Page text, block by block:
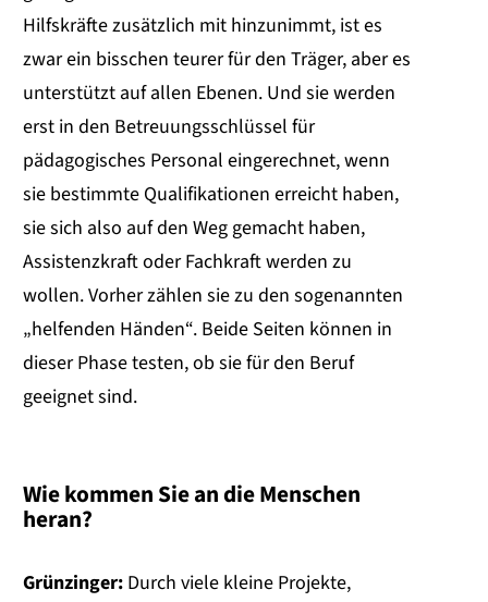
Hilfskräfte zusätzlich mit hinzunimmt, ist es
zwar ein bisschen teurer für den Träger, aber es
unterstützt auf allen Ebenen. Und sie werden
erst in den Betreuungsschlüssel für
pädagogisches Personal eingerechnet, wenn
sie bestimmte Qualifikationen erreicht haben,
sie sich also auf den Weg gemacht haben,
Assistenzkraft oder Fachkraft werden zu
wollen. Vorher zählen sie zu den sogenannten
„helfenden Händen“. Beide Seiten können in
dieser Phase testen, ob sie für den Beruf
geeignet sind.
Wie kommen Sie an die Menschen
heran?
Grünzinger: Durch viele kleine Projekte,